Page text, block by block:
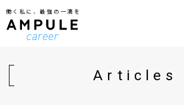
働く私に、最強の一滴を
Articles